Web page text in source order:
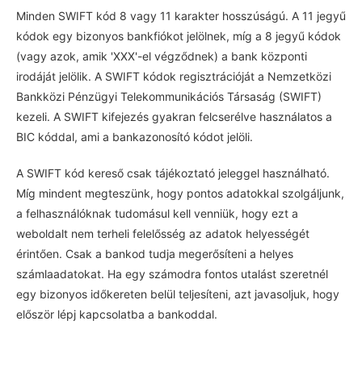
Minden SWIFT kód 8 vagy 11 karakter hosszúságú. A 11 jegyű
kódok egy bizonyos bankfiókot jelölnek, míg a 8 jegyű kódok
(vagy azok, amik 'XXX'-el végződnek) a bank központi
irodáját jelölik. A SWIFT kódok regisztrációját a Nemzetközi
Bankközi Pénzügyi Telekommunikációs Társaság (SWIFT)
kezeli. A SWIFT kifejezés gyakran felcserélve használatos a
BIC kóddal, ami a bankazonosító kódot jelöli.
A SWIFT kód kereső csak tájékoztató jeleggel használható.
Míg mindent megteszünk, hogy pontos adatokkal szolgáljunk,
a felhasználóknak tudomásul kell venniük, hogy ezt a
weboldalt nem terheli felelősség az adatok helyességét
érintően. Csak a bankod tudja megerősíteni a helyes
számlaadatokat. Ha egy számodra fontos utalást szeretnél
egy bizonyos időkereten belül teljesíteni, azt javasoljuk, hogy
először lépj kapcsolatba a bankoddal.